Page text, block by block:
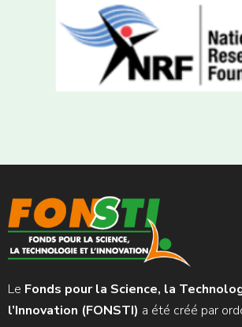
Le Fonds pour la Science, la
l’Innovation (FONSTI) a été créé par